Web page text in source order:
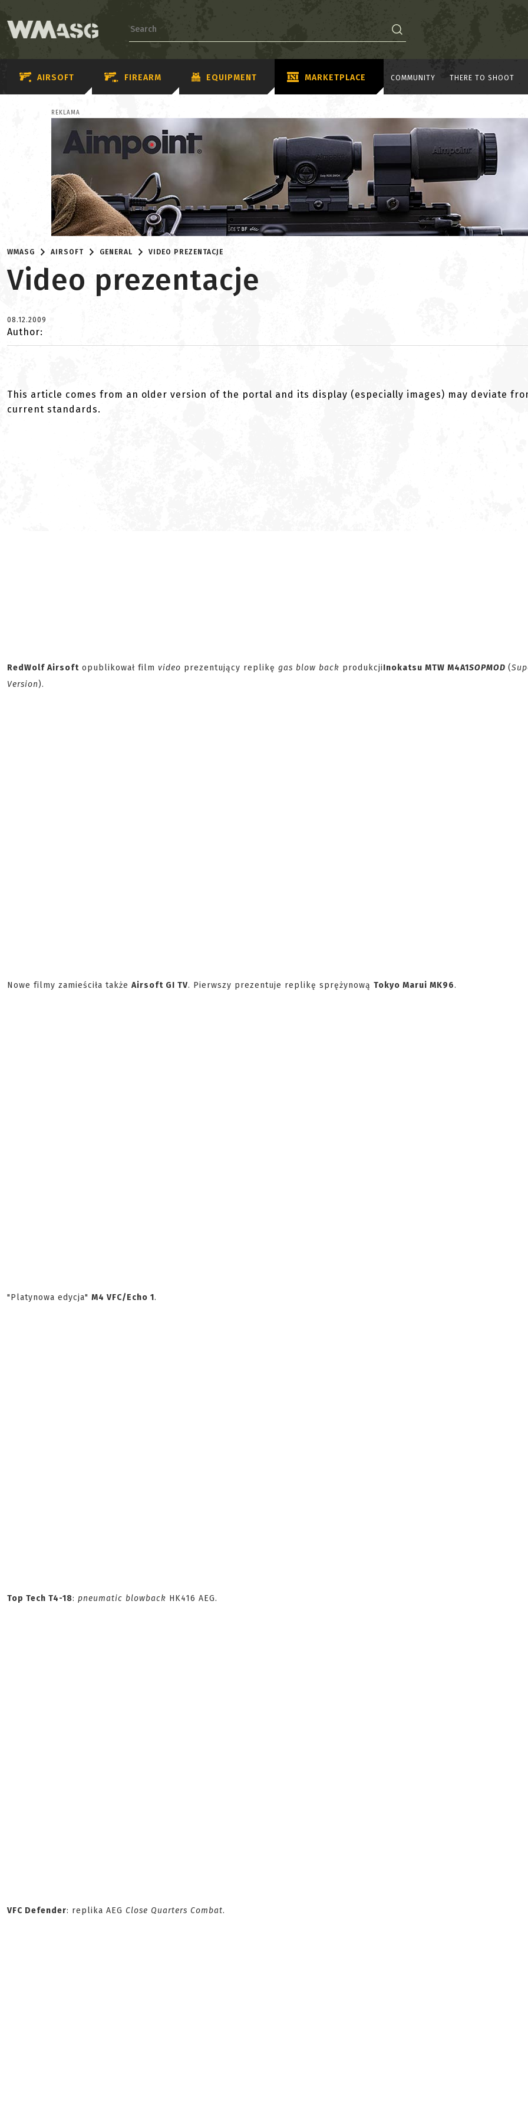
AIRSOFT FIREARM EQUIPMENT MARKETPLACE COMMUNITY THERE TO SHOOT
REKLAMA
WMASG AIRSOFT GENERAL VIDEO PREZENTACJE
Video prezentacje
08.12.2009
Author:
This article comes from an older version of the portal and its display (especially images) may deviate
current standards.
RedWolf Airsoft opublikował film video prezentujący replikę gas blow back produkcjiInokatsu MTW M4A1SOPMOD (
Version).
Nowe filmy zamieściła także Airsoft GI TV. Pierwszy prezentuje replikę sprężynową Tokyo Marui MK96.
"Platynowa edycja" M4 VFC/Echo 1.
Top Tech T4-18: pneumatic blowback HK416 AEG.
VFC Defender: replika AEG Close Quarters Combat.